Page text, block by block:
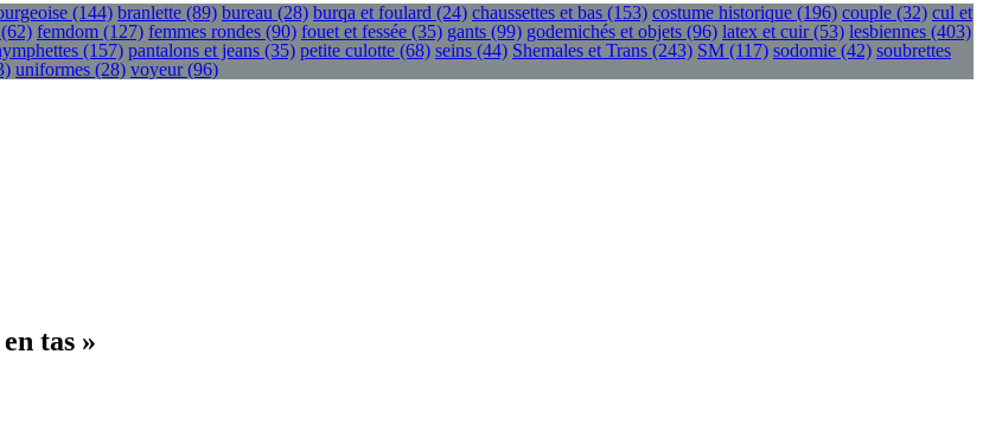
(144) branlette (89) bureau (28) burqa et foulard (24) chaussettes et bas (153) costume historique (196) couple (32) cul et
(62) femdom (127) femmes rondes (90) fouet et fessée (35) gants (99) godemichés et objets (96) latex et cuir(53) lesbiennes (403)
(157) pantalons et jeans (35) petite culotte (68) seins (44) Shemales et Trans (243) SM (117) sodomie (42) soubrettes
uniformes (28) voyeur(96)
tas »